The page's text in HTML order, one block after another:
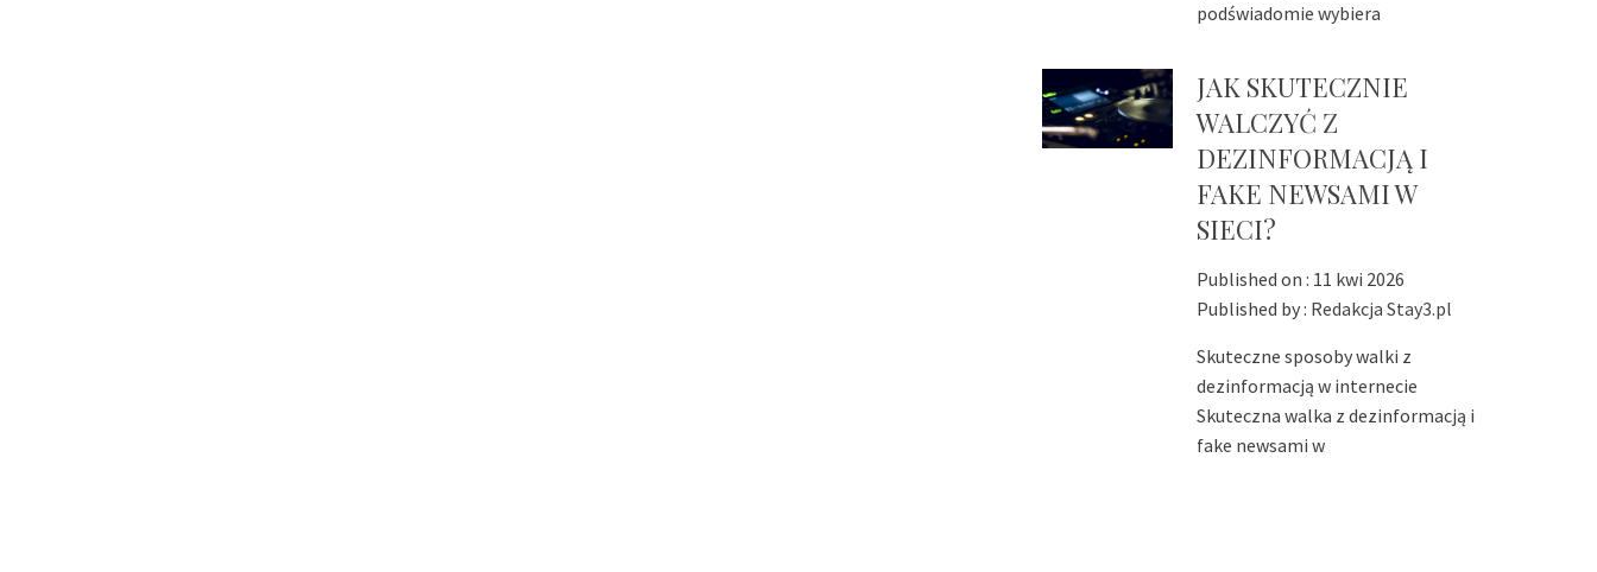
podświadomie wybiera
JAK SKUTECZNIE
WALCZYĆ Z
DEZINFORMACJĄ I
FAKE NEWSAMI W
SIECI?
Published on : 11 kwi 2026
Published by : Redakcja Stay3.pl
Skuteczne sposoby walki z
dezinformacją w internecie
Skuteczna walka z dezinformacją i
fake newsami w